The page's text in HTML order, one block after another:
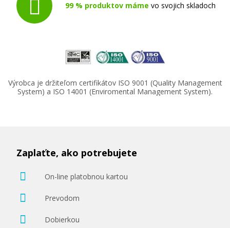
99 % produktov máme vo svojich skladoch
Výrobca je držiteľom certifikátov ISO 9001 (Quality Management
System) a ISO 14001 (Enviromental Management System).
Zaplaťte, ako potrebujete
On-line platobnou kartou
Prevodom
Dobierkou